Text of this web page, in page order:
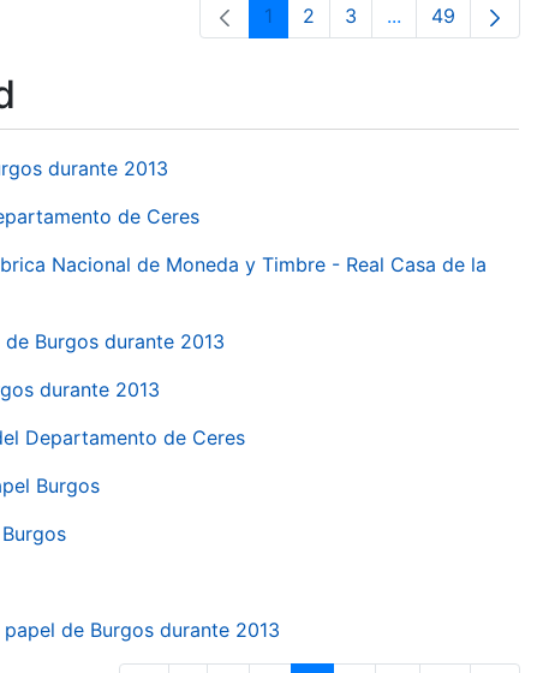
Page
1 Page
2 Page
3 ...Intermediate
Page
49
durante 2013
de Ceres
Nacional de Moneda y Timbre - Real Casa de la
Burgos durante 2013
durante 2013
Departamento de Ceres
Burgos
de Burgos durante 2013